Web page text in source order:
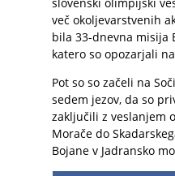
več okoljevarstvenih
bila 33-dnevna misija
katero so opozarjali
Pot so so začeli na
sedem jezov, da so
zaključili z veslanjem
Morače do
Bojane v Jadransko